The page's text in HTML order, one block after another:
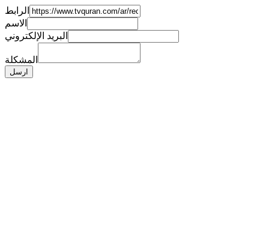
الرابط
الاسم
البريد الإلكتروني
المشكلة
ارسل